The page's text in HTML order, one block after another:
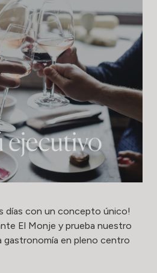
días con un concepto único!
El Monje y prueba nuestro
gastronomía en pleno centro